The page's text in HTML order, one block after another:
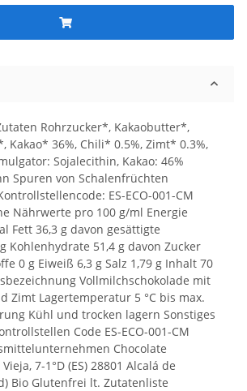
Rohrzucker*, Kakaobutter*,
Kakao* 36%, Chili* 0.5%, Zimt* 0.3%,
Sojalecithin, Kakao: 46%
Spuren von Schalenfrüchten
ES-ECO-001-CM
Nährwerte pro 100 g/ml Energie
Fett 36,3 g davon gesättigte
Kohlenhydrate 51,4 g davon Zucker
0 g Eiweiß 6,3 g Salz 1,79 g Inhalt 70
Vollmilchschokolade mit
Zimt Lagertemperatur 5 °C bis max.
Kühl und trocken lagern Sonstiges
Code ES-ECO-001-CM
Chocolate
7-1°D (ES) 28801 Alcalá de
Bio Glutenfrei lt. Zutatenliste